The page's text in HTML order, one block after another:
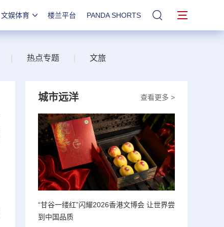
文娱体育 楼兰平台 PANDA SHORTS 站内搜索
热点专题 文旅
查看更多 >
城市远洋
“甘谷一缕红”闪耀2026香港文博会 让世界尝
到中国品质